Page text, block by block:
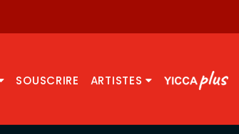
SOUSCRIRE ARTISTES